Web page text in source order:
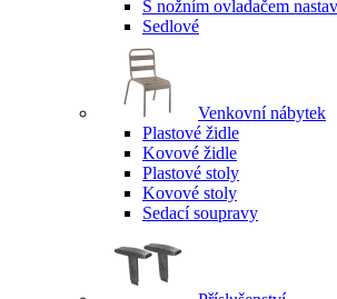
S nožním ovladačem
Sedlové
Venkovní nábytek
Plastové židle
Kovové židle
Plastové stoly
Kovové stoly
Sedací soupravy